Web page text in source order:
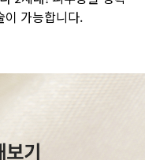
이 가능합니다.